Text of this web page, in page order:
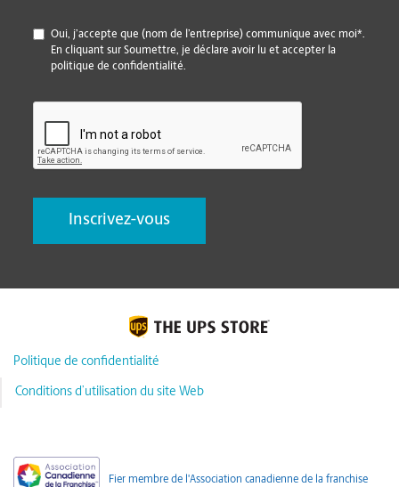
*
Oui, j’accepte que (nom de l’entreprise) communique avec moi*.
En cliquant sur Soumettre, je déclare avoir lu et accepter la
politique de confidentialité.
Politique de confidentialité
Conditions d’utilisation du site Web
Fier membre de l'Association canadienne de la franchise